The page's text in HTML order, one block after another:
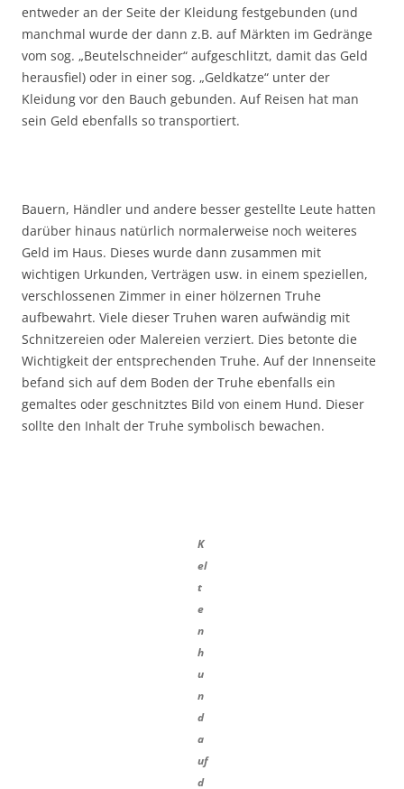
entweder an der Seite der Kleidung festgebunden (und
manchmal wurde der dann z.B. auf Märkten im Gedränge
vom sog. „Beutelschneider“ aufgeschlitzt, damit das Geld
herausfiel) oder in einer sog. „Geldkatze“ unter der
Kleidung vor den Bauch gebunden. Auf Reisen hat man
sein Geld ebenfalls so transportiert.
Bauern, Händler und andere besser gestellte Leute hatten
darüber hinaus natürlich normalerweise noch weiteres
Geld im Haus. Dieses wurde dann zusammen mit
wichtigen Urkunden, Verträgen usw. in einem speziellen,
verschlossenen Zimmer in einer hölzernen Truhe
aufbewahrt. Viele dieser Truhen waren aufwändig mit
Schnitzereien oder Malereien verziert. Dies betonte die
Wichtigkeit der entsprechenden Truhe. Auf der Innenseite
befand sich auf dem Boden der Truhe ebenfalls ein
gemaltes oder geschnitztes Bild von einem Hund. Dieser
sollte den Inhalt der Truhe symbolisch bewachen.
K
el
t
e
n
h
u
n
d
a
uf
d